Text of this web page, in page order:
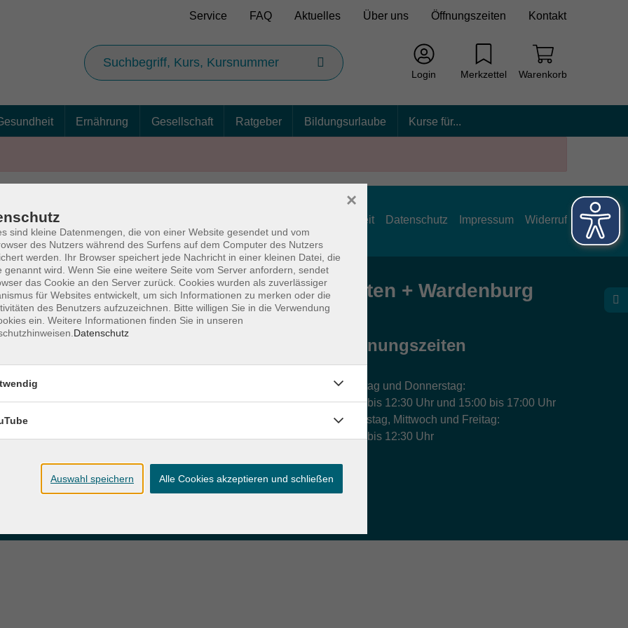
Service FAQ Aktuelles Über uns Öffnungszeiten Kontakt
Login Merkzettel Warenkorb
Ernährung Gesellschaft Ratgeber Bildungsurlaube Kurse für...
Barrierefreiheit Datenschutz Impressum Widerruf
und Donnerstag:
Volkshochschule Hatten + Wardenburg
26203 Wardenburg
Öffnungszeiten
Montag und Donnerstag:
9:00 bis 12:30 Uhr und 15:00 bis 17:00 Uhr
Dienstag, Mittwoch und Freitag:
9:00 bis 12:30 Uhr
sind kleine Datenmengen, die von einer Website gesendet und vom
des Nutzers während des Surfens auf dem Computer des Nutzers
werden. Ihr Browser speichert jede Nachricht in einer kleinen Datei, die
genannt wird. Wenn Sie eine weitere Seite vom Server anfordern, sendet
das Cookie an den Server zurück. Cookies wurden als zuverlässiger
für Websites entwickelt, um sich Informationen zu merken oder die
des Benutzers aufzuzeichnen. Bitte willigen Sie in die Verwendung
ein. Weitere Informationen finden Sie in unseren
Datenschutz
×
Auswahl speichern Alle Cookies akzeptieren und schließen